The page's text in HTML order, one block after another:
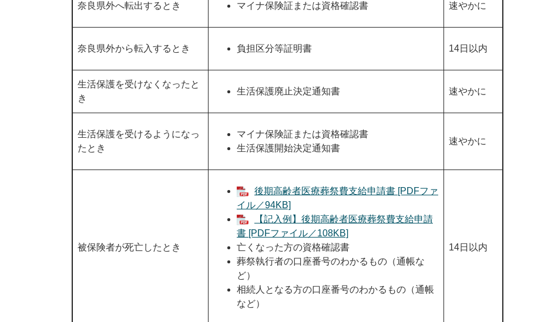
奈良県外へ転出するとき マイナ保険証または資格確認書 速やかに
奈良県外から転入するとき 負担区分等証明書 14日以内
生活保護を受けなくなったと
き
生活保護廃止決定通知書 速やかに
生活保護を受けるようになっ
たとき
マイナ保険証または資格確認書
生活保護開始決定通知書
速やかに
被保険者が死亡したとき
後期高齢者医療葬祭費支給申請書 [PDFファ
イル／94KB]
【記入例】後期高齢者医療葬祭費支給申請
書 [PDFファイル／108KB]
亡くなった方の資格確認書
葬祭執行者の口座番号のわかるもの（通帳な
ど）
相続人となる方の口座番号のわかるもの（通帳
など）
14日以内